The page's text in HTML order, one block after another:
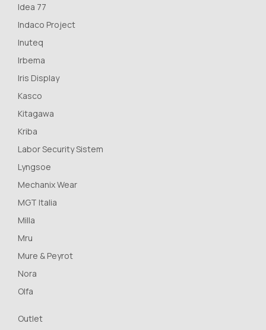
Idea 77
Indaco Project
Inuteq
Irbema
Iris Display
Kasco
Kitagawa
Kriba
Labor Security Sistem
Lyngsoe
Mechanix Wear
MGT Italia
Milla
Mru
Mure & Peyrot
Nora
Olfa
Outlet